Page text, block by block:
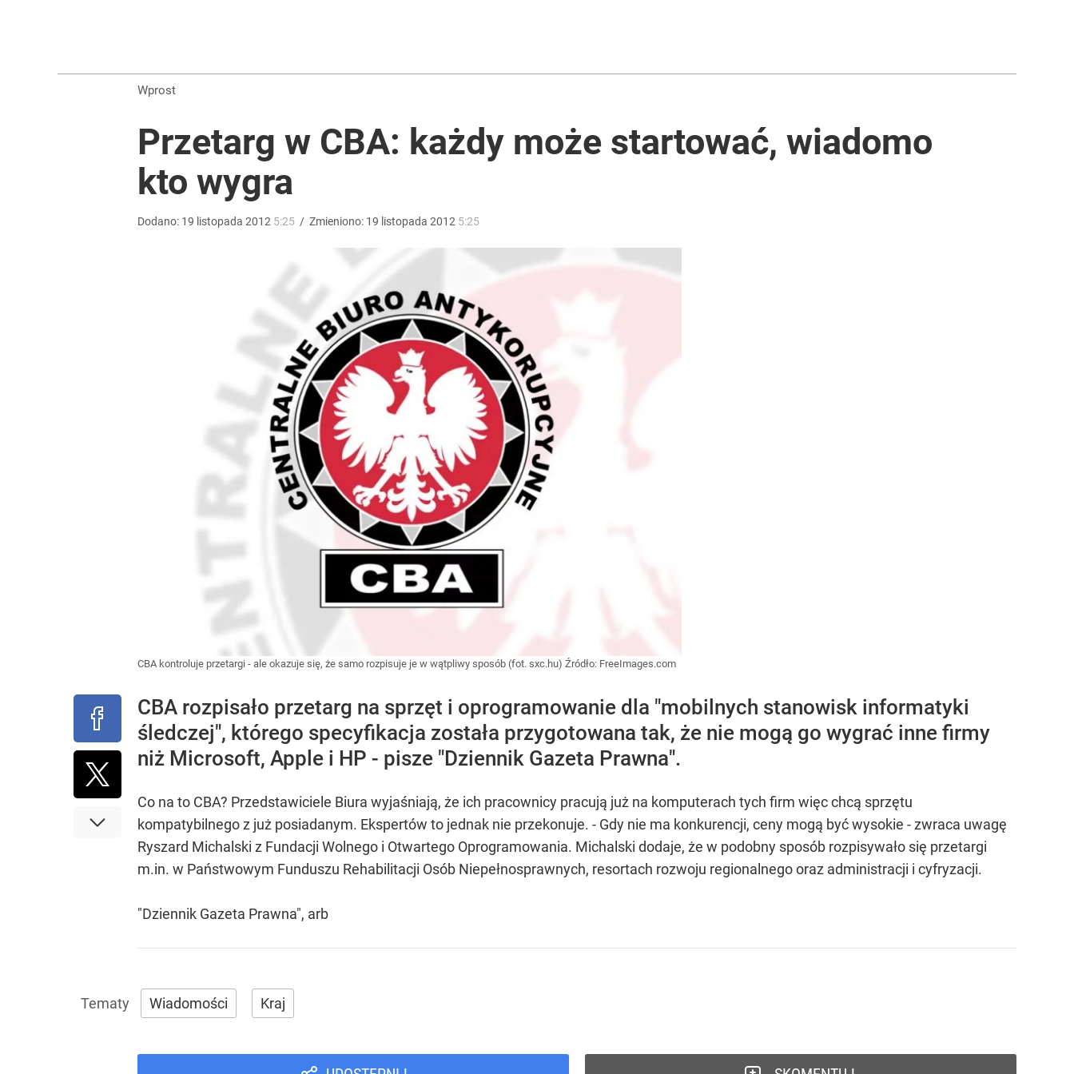
Konstytucjonalista nie ma wątpliwości. Tłumaczy, co musi zrobić Nawrocki w sprawie TK
Wprost
Przetarg w CBA: każdy może startować, wiadomo
kto wygra
Dodano: 19 listopada 2012 5:25 / Zmieniono: 19 listopada 2012 5:25
CBA kontroluje przetargi - ale okazuje się, że samo rozpisuje je w wątpliwy sposób (fot. sxc.hu) Źródło: FreeImages.com
CBA rozpisało przetarg na sprzęt i oprogramowanie dla "mobilnych stanowisk informatyki
śledczej", którego specyfikacja została przygotowana tak, że nie mogą go wygrać inne firmy
niż Microsoft, Apple i HP - pisze "Dziennik Gazeta Prawna".
Co na to CBA? Przedstawiciele Biura wyjaśniają, że ich pracownicy pracują już na komputerach tych firm więc chcą sprzętu
kompatybilnego z już posiadanym. Ekspertów to jednak nie przekonuje. - Gdy nie ma konkurencji, ceny mogą być wysokie - zwraca uwagę
Ryszard Michalski z Fundacji Wolnego i Otwartego Oprogramowania. Michalski dodaje, że w podobny sposób rozpisywało się przetargi
m.in. w Państwowym Funduszu Rehabilitacji Osób Niepełnosprawnych, resortach rozwoju regionalnego oraz administracji i cyfryzacji.
"Dziennik Gazeta Prawna", arb
Wiadomości Kraj